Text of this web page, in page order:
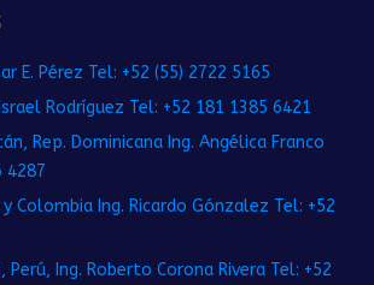
E. Pérez Tel: +52 (55) 2722 5165
Rodríguez Tel: +52 181 1385 6421
Rep. Dominicana Ing. Angélica Franco
4287
Colombia Ing. Ricardo Gónzalez Tel: +52
Perú, Ing. Roberto Corona Rivera Tel: +52